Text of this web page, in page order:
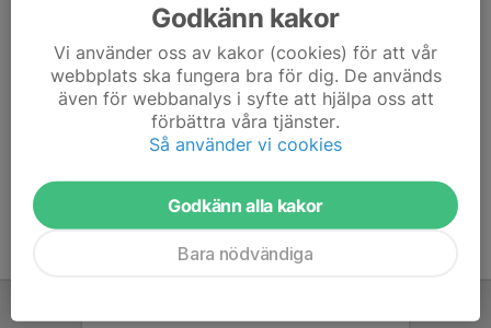
706 meter (4.167 miles). Varje timme startar man på ett
nytt varv. När ett varv är avklarat, kan deltagaren vila
fram till nästa start. Vid tävling så springer man tills
endast en person återstår.
Godkänn kakor
Vi använder oss av kakor (cookies) för att vår
webbplats ska fungera bra för dig. De används
även för webbanalys i syfte att hjälpa oss att
förbättra våra tjänster.
Så använder vi cookies
Godkänn alla kakor
Bara nödvändiga